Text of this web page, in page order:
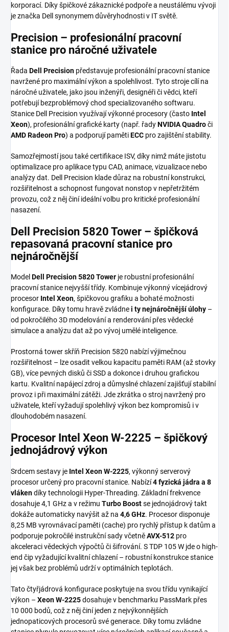
korporací. Díky špičkové zákaznické podpoře a neustálému vývoji
je značka Dell synonymem důvěryhodnosti v IT světě.
Precision – profesionální pracovní
stanice pro náročné uživatele
Řada Dell Precision představuje profesionální pracovní stanice
navržené pro maximální výkon a spolehlivost. Tyto stroje cílí na
náročné uživatele, jako jsou inženýři, designéři či vědci, kteří
potřebují bezproblémový chod specializovaného softwaru.
Stanice Dell Precision využívají výkonné procesory (často Intel
Xeon), profesionální grafické karty (např. řadyNVIDIA Quadroči
AMD Radeon Pro) a podporují pamětiECC pro zajištění stability.
Samozřejmostí jsou také certifikace ISV, díky nimž máte jistotu
optimalizace pro aplikace typu CAD, animace, vizualizace nebo
analýzy dat. Dell Precision klade důraz na robustní konstrukci,
rozšiřitelnost a schopnost fungovat nonstop v nepřetržitém
provozu, což z něj činí ideální volbu pro kritické profesionální
nasazení.
Dell Precision 5820 Tower – špičková
repasovaná pracovní stanice pro
nejnáročnější
Model Dell Precision 5820 Tower je robustní profesionální
pracovní stanice nejvyšší třídy. Kombinuje výkonný vícejádrový
procesor Intel Xeon, špičkovou grafiku a bohaté možnosti
konfigurace. Díky tomu hravě zvládnei ty nejnáročnější úlohy –
od pokročilého 3D modelování a renderování přes vědecké
simulace a analýzu dat až po vývoj umělé inteligence.
Prostorná tower skříň Precision 5820 nabízí výjimečnou
rozšiřitelnost – lze osadit velkou kapacitu paměti RAM (až stovky
GB), více pevných disků či SSD a dokonce i druhou grafickou
kartu. Kvalitní napájecí zdroj a důmyslné chlazení zajišťují stabilní
provoz i při maximální zátěži. Jde zkrátka o stroj navržený pro
uživatele, kteří vyžadují spolehlivý výkon bez kompromisů i v
dlouhodobém nasazení.
Procesor Intel Xeon W-2225 – špičkový
jednojádrový výkon
Srdcem sestavy je Intel Xeon W-2225, výkonný serverový
procesor určený pro pracovní stanice. Nabízí4 fyzická jádra a 8
vlákendíky technologii Hyper-Threading. Základní frekvence
dosahuje 4,1 GHz a v režimu Turbo Boostse jednojádrový takt
dokáže automaticky navýšit až na 4,6 GHz. Procesor disponuje
8,25 MB vyrovnávací paměti (cache) pro rychlý přístup k datům a
podporuje pokročilé instrukční sady včetněAVX-512 pro
akceleraci vědeckých výpočtů či šifrování. S TDP 105 W jde o high-
end čip vyžadující kvalitní chlazení – robustní konstrukce stanice
jej však bez problémů udrží v optimálních teplotách.
Tato čtyřjádrová konfigurace poskytuje na svou třídu vynikající
výkon – Xeon W-2225dosahuje v benchmarku PassMark přes
10 000 bodů, což z něj činí jeden z nejvýkonnějších
jednopaticových procesorů své generace. Díky tomu zvládne